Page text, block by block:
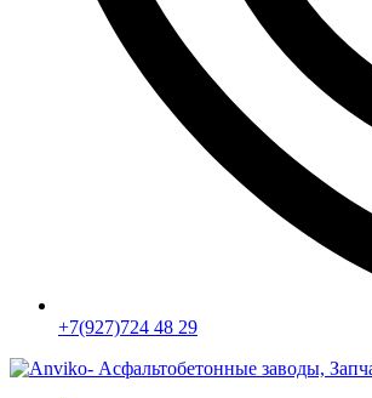
+7(927)724 48 29